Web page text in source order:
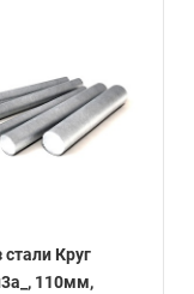
стали Круг
110мм,